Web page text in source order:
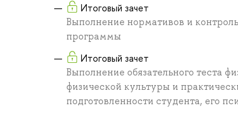
Итоговый зачет
Выполнение нормативов и
программы
Итоговый зачет
Выполнение обязательного теста
физической культуры и
подготовленности студента, его